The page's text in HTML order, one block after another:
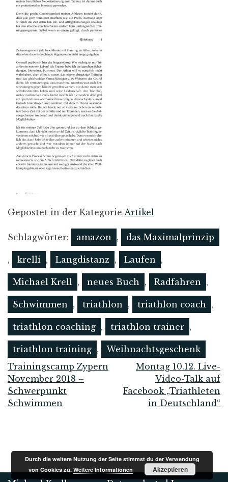
Gepostet in der Kategorie Artikel
Schlagwörter: amazon , das Maximalprinzip
, krelli , Langdistanz , Laufen ,
Michael Krell , neues Buch , Radfahren ,
Schwimmen , triathlon , triathlon coach ,
triathlon coaching , triathlon trainer ,
triathlon training , Weihnachtsgeschenk
Beitrags-
Navigation
Trainingscamp Zypern
November 2018 –
Schwerpunkt
Schwimmen
Montag 10.12. Live-
Video-Talk auf
Facebook „Triathleten
in Deutschland“
Durch die weitere Nutzung der Seite stimmst du der Verwendung
von Cookies zu.Weitere Informationen Akzeptieren